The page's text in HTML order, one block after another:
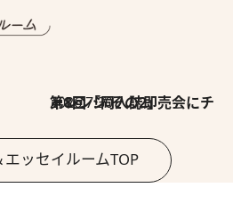
2026.7.30
第8回「同人誌即売会にチャレンジ その2」
エッセイルームTOP